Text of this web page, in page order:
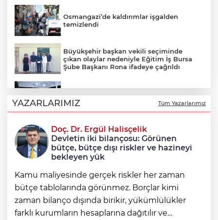
Osmangazi’de kaldırımlar işgalden
temizlendi
Büyükşehir başkan vekili seçiminde
çıkan olaylar nedeniyle Eğitim İş Bursa
Şube Başkanı Rona ifadeye çağrıldı
Şadi Özdemir, Esentepeliler’i dinledi
Nilüfer’de kaldırımlar temizlendi
YAZARLARIMIZ Tüm Yazarlarımız
Doç. Dr. Ergül Halisçelik
Devletin iki bilançosu: Görünen
bütçe, bütçe dışı riskler ve hazineyi
bekleyen yük
Kamu maliyesinde gerçek riskler her zaman
bütçe tablolarında görünmez. Borçlar kimi
zaman bilanço dışında birikir, yükümlülükler
farklı kurumların hesaplarına dağıtılır ve